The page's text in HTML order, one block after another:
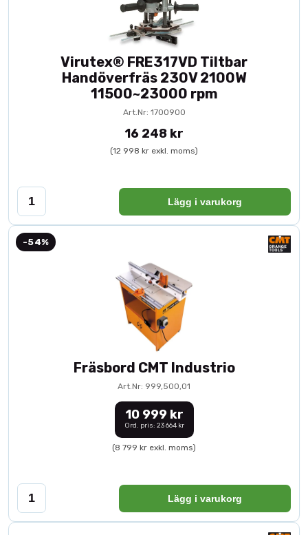
Virutex® FRE317VD Tiltbar
Handöverfräs 230V 2100W
11500~23000 rpm
Art.Nr: 1700900
16 248 kr
(12 998 kr exkl. moms)
Lägg i varukorg
-54%
Fräsbord CMT Industrio
Art.Nr: 999,500,01
10 999 kr
Ord. pris: 23 664 kr
(8 799 kr exkl. moms)
Lägg i varukorg